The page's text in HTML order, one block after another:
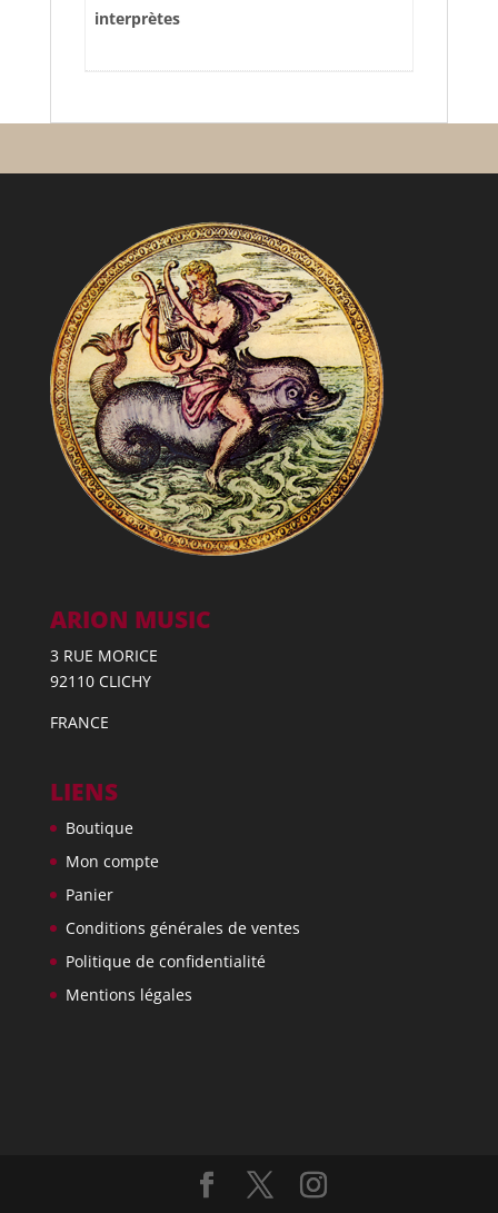
interprètes
ARION MUSIC
3 RUE MORICE
92110 CLICHY
FRANCE
LIENS
Boutique
Mon compte
Panier
Conditions générales de ventes
Politique de confidentialité
Mentions légales